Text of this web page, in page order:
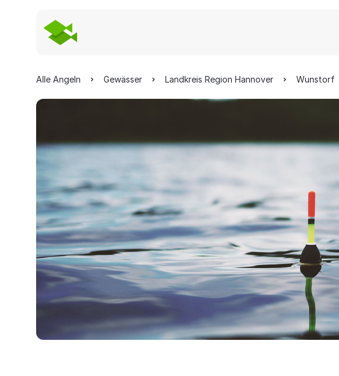
Alle Angeln Gewässer Landkreis Region Hannover Wunstorf